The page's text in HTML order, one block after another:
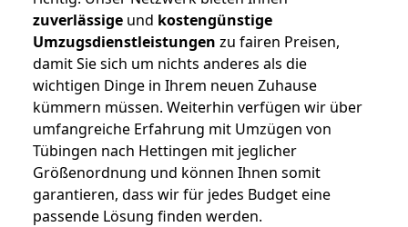
zuverlässige und kostengünstige
Umzugsdienstleistungen zu fairen Preisen,
damit Sie sich um nichts anderes als die
wichtigen Dinge in Ihrem neuen Zuhause
kümmern müssen. Weiterhin verfügen wir über
umfangreiche Erfahrung mit Umzügen von
Tübingen nach Hettingen mit jeglicher
Größenordnung und können Ihnen somit
garantieren, dass wir für jedes Budget eine
passende Lösung finden werden.